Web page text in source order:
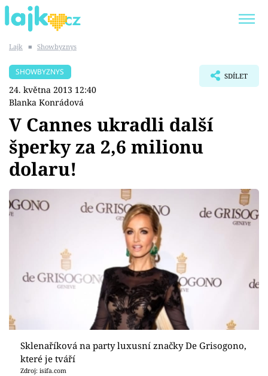
SHOPAHOLICADEL
Témata
Showbyznys
Youtubeři
Sex a vztahy
Sledujte prima+
Přihlášení
Lajk ■ Showbyznys
SHOWBYZNYS
24. května 2013 12:40
Blanka Konrádová
SDÍLET
V Cannes ukradli další
šperky za 2,6 milionu
dolaru!
Sklenaříková na party luxusní značky De Grisogono,
které je tváří
Zdroj: isifa.com